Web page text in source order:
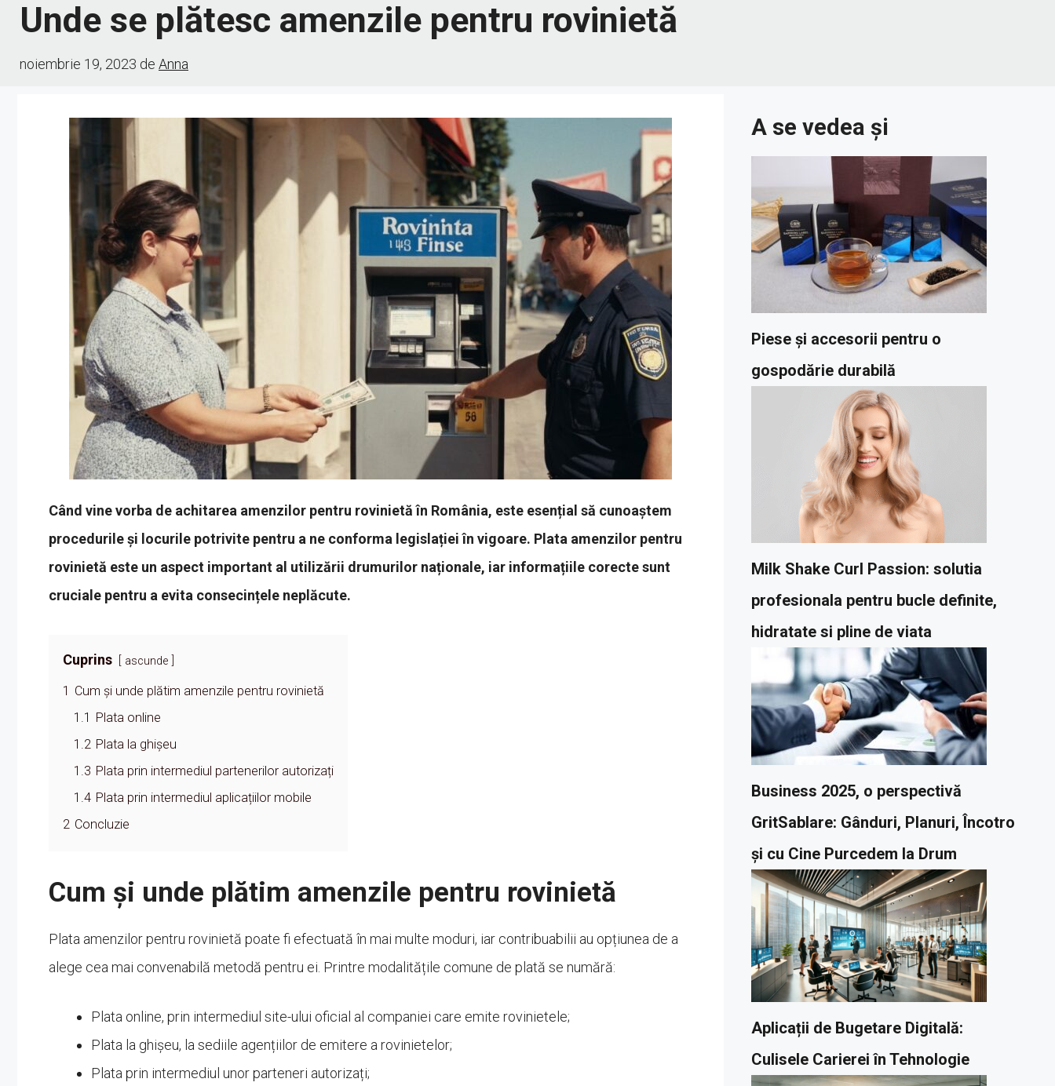
Unde se plătesc amenzile pentru rovinietă
noiembrie 19, 2023 de Anna
Când vine vorba de achitarea amenzilor pentru rovinietă în România, este esențial să cunoaștem
procedurile și locurile potrivite pentru a ne conforma legislației în vigoare. Plata amenzilor pentru
rovinietă este un aspect important al utilizării drumurilor naționale, iar informațiile corecte sunt
cruciale pentru a evita consecințele neplăcute.
Cuprins ascunde
1 Cum și unde plătim amenzile pentru rovinietă
1.1 Plata online
1.2 Plata la ghișeu
1.3 Plata prin intermediul partenerilor autorizați
1.4 Plata prin intermediul aplicațiilor mobile
2 Concluzie
Cum și unde plătim amenzile pentru rovinietă
Plata amenzilor pentru rovinietă poate fi efectuată în mai multe moduri, iar contribuabilii au opțiunea de a
alege cea mai convenabilă metodă pentru ei. Printre modalitățile comune de plată se numără:
Plata online, prin intermediul site-ului oficial al companiei care emite rovinietele;
Plata la ghișeu, la sediile agențiilor de emitere a rovinietelor;
Plata prin intermediul unor parteneri autorizați;
A se vedea și
Piese și accesorii pentru o
gospodărie durabilă
Milk Shake Curl Passion: solutia
profesionala pentru bucle definite,
hidratate si pline de viata
Business 2025, o perspectivă
GritSablare: Gânduri, Planuri, Încotro
și cu Cine Purcedem la Drum
Aplicații de Bugetare Digitală:
Culisele Carierei în Tehnologie